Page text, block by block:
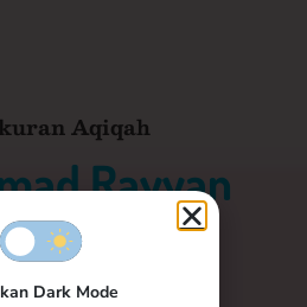
Aqiqah
Rayyan
Ibu/Saudara/i
Dark Mode